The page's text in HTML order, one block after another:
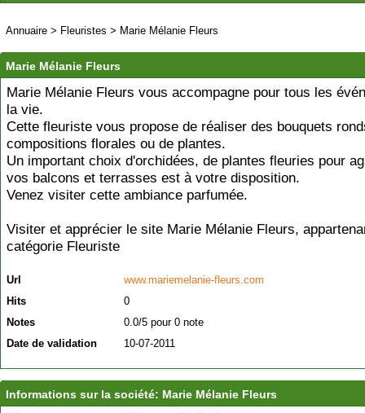
Annuaire > Fleuristes > Marie Mélanie Fleurs
Marie Mélanie Fleurs
Marie Mélanie Fleurs vous accompagne pour tous les
la vie.
Cette fleuriste vous propose de réaliser des bouquets
compositions florales ou de plantes.
Un important choix d'orchidées, de plantes fleuries pour
vos balcons et terrasses est à votre disposition.
Venez visiter cette ambiance parfumée.
Visiter et apprécier le site Marie Mélanie Fleurs,
catégorie Fleuriste
Url
www.mariemelanie-fleurs.com
Hits
0
Notes
0.0/5 pour 0 note
Date de validation
10-07-2011
Informations sur la société: Marie Mélanie Fleurs